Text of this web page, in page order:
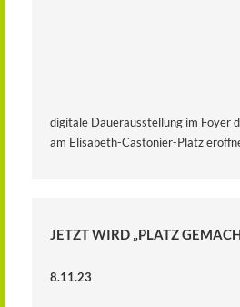
digitale Dauerausstellung im Foyer
am Elisabeth-Castonier-Platz
JETZT WIRD „PLATZ
8.11.23